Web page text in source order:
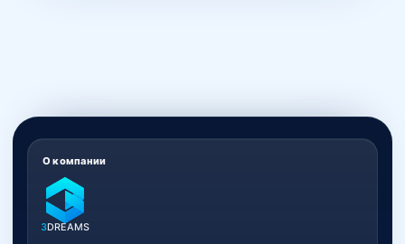
О компании
3DREAMS